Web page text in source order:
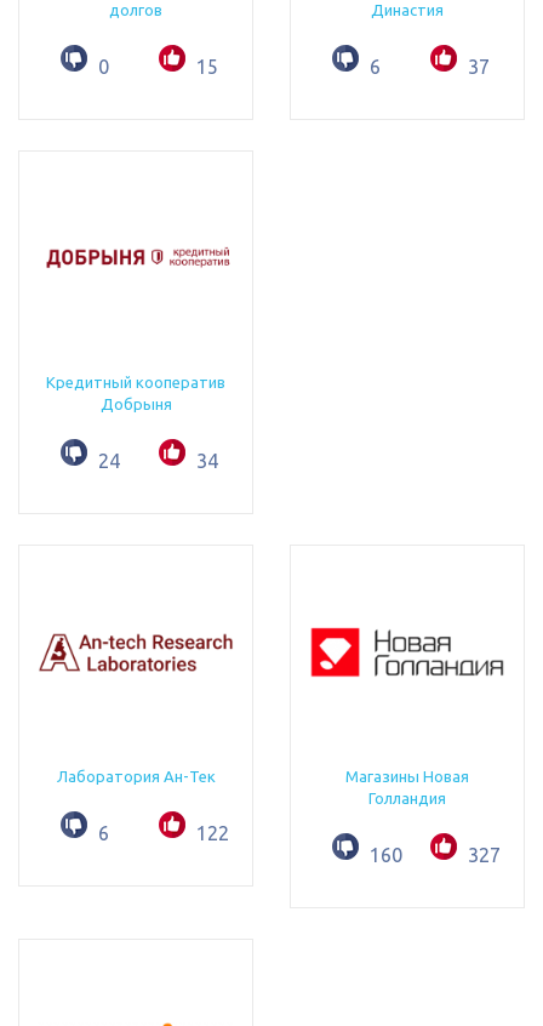
долгов
0 15
Династия
6 37
Кредитный кооператив
Добрыня
24 34
Лаборатория Ан-Тек
6 122
Магазины Новая
Голландия
160 327